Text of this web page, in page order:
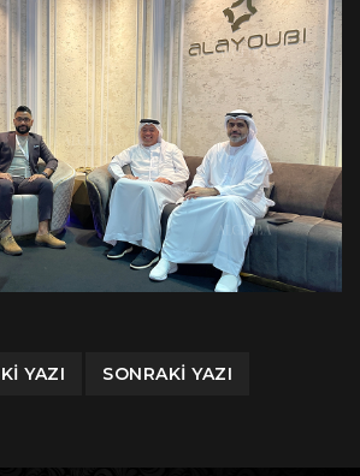
YAZI SONRAKI YAZI